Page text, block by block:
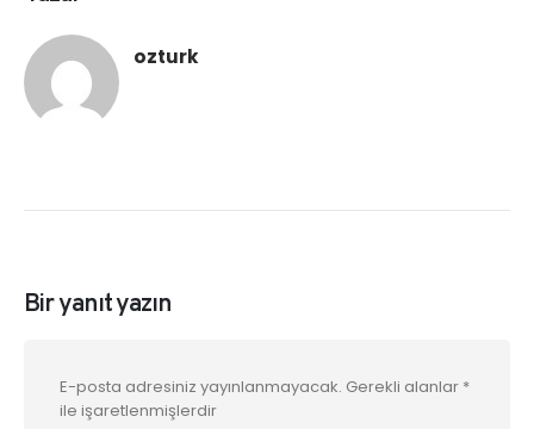
ozturk
Bir yanıt yazın
E-posta adresiniz yayınlanmayacak. Gerekli alanlar *
ile işaretlenmişlerdir